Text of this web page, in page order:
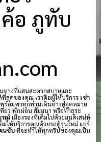
อ ภูทับ
ทางที่แสนสะดวกสบายและ
สุดของคุณ เราคือผู้ให้บริการ เช่า
ร้อมพาทุกท่านเดินทางสู่จุดหมาย
ยว พักผ่อน สัมมนา หรือทำธุระ
รณ์เมืองรองที่เต็มไปด้วยมนต์เสน่ห์
มให้บริการคุณด้วยรถตู้รุ่นใหม่ แอร์
นขับที่จะทำให้ทุกทริปของคุณเป็น